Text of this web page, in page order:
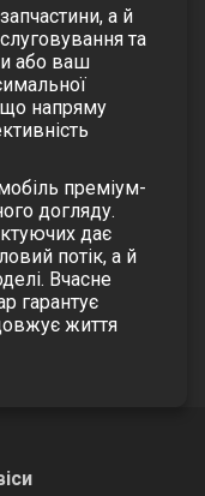
а й
та
або ваш
що напряму
преміум-
догляду.
дає
потік, а й
Вчасне
гарантує
життя